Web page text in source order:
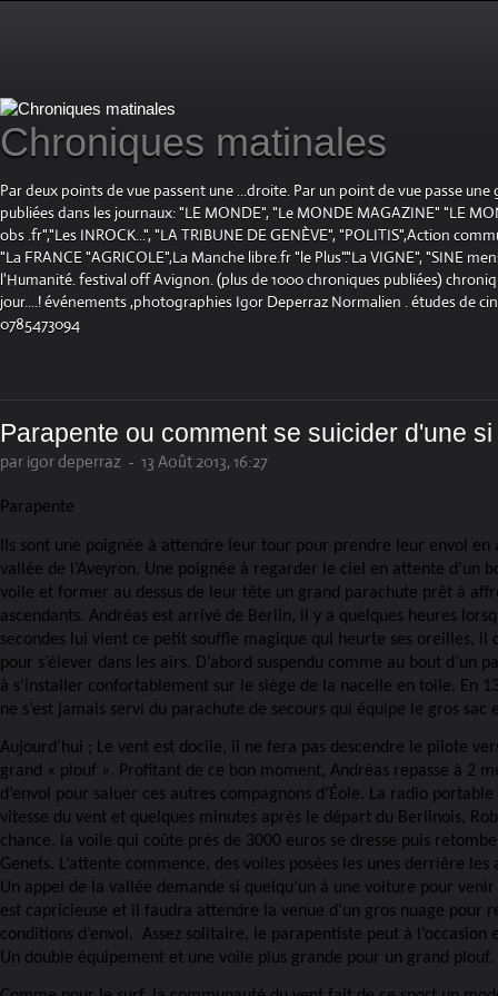
Chroniques matinales
Par deux points de vue passent une ...droite. Par un point de vue passe
publiées dans les journaux: "LE MONDE", "Le MONDE MAGAZINE" "LE
obs .fr","Les INROCK...", "LA TRIBUNE DE GENÈVE", "POLITIS",Action
"La FRANCE "AGRICOLE",La Manche libre.fr "le Plus"."La VIGNE", "SINE
l'Humanité. festival off Avignon. (plus de 1000 chroniques publiées)
jour....! événements ,photographies Igor Deperraz Normalien . études de
0785473094
Parapente ou comment se suicider d'une
par igor deperraz - 13 Août 2013, 16:27
Parapente
Ils sont une poignée à attendre leur tour pour prendre leur envol
vallée de l’Aveyron. Une poignée à regarder le ciel en attente d’un
voile et former au dessus de leur tête un grand parachute prêt à
ascendants. Andréas est arrivé de Berlin, il y a quelques heures
secondes lui vient ce petit souffle magique qui heurte ses oreilles, il
pour s’élever dans les airs. D’abord suspendu comme au bout d’un
à s’installer confortablement sur le siège de la nacelle en toile. En
ne s’est jamais servi du parachute de secours qui équipe le gros sac
Aujourd’hui ; Le vent est docile, il ne fera pas descendre le pilote
grand « plouf ». Profitant de ce bon moment, Andréas repasse à 2
d’envol pour saluer ces autres compagnons d’Éole. La radio
vitesse du vent et quelques minutes après le départ du Berlinois,
chance, la voile qui coûte près de 3000 euros se dresse puis retombe
Genets. L’attente commence, des voiles posées les unes derrière
Un appel de la vallée demande si quelqu’un à une voiture pour
est capricieuse et il faudra attendre la venue d’un gros nuage pour
conditions d’envol. Assez solitaire, le parapentiste peut à l’occasion
Un double équipement et une voile plus grande pour un grand plouf.